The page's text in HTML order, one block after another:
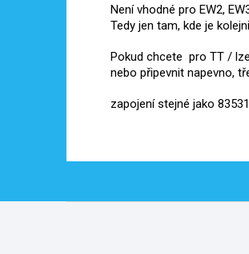
Není vhodné pro EW2,
Tedy jen tam, kde je
Pokud chcete pro TT /
nebo připevnit napevno,
zapojení stejné jako